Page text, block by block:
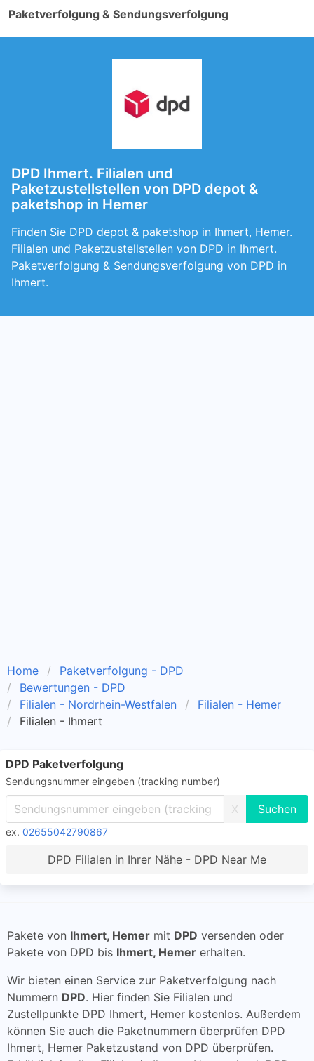
Paketverfolgung & Sendungsverfolgung
DPD Ihmert. Filialen und
Paketzustellstellen von DPD depot &
paketshop in Hemer
Finden Sie DPD depot & paketshop in Ihmert, Hemer.
Filialen und Paketzustellstellen von DPD in Ihmert.
Paketverfolgung & Sendungsverfolgung von DPD in
Ihmert.
Home
Paketverfolgung - DPD
Bewertungen - DPD
Filialen - Nordrhein-Westfalen
Filialen - Hemer
Filialen - Ihmert
DPD Paketverfolgung
Sendungsnummer eingeben (tracking number)
X
ex. 02655042790867
DPD Filialen in Ihrer Nähe - DPD Near Me
Pakete von Ihmert, Hemer mit DPD versenden oder
Pakete von DPD bis Ihmert, Hemer erhalten.
Wir bieten einen Service zur Paketverfolgung nach
Nummern DPD. Hier finden Sie Filialen und
Zustellpunkte DPD Ihmert, Hemer kostenlos. Außerdem
können Sie auch die Paketnummern überprüfen DPD
Ihmert, Hemer Paketzustand von DPD überprüfen.